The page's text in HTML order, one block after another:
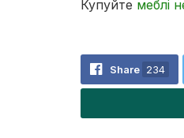
Купуйте меблі
Share 234